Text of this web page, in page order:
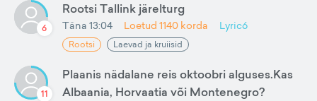
6
Rootsi Tallink järelturg
Täna 13:04 Loetud 1140 korda Lyric6
Rootsi Laevad ja kruiisid
11
Plaanis nädalane reis oktoobri alguses.Kas
Albaania, Horvaatia või Montenegro?